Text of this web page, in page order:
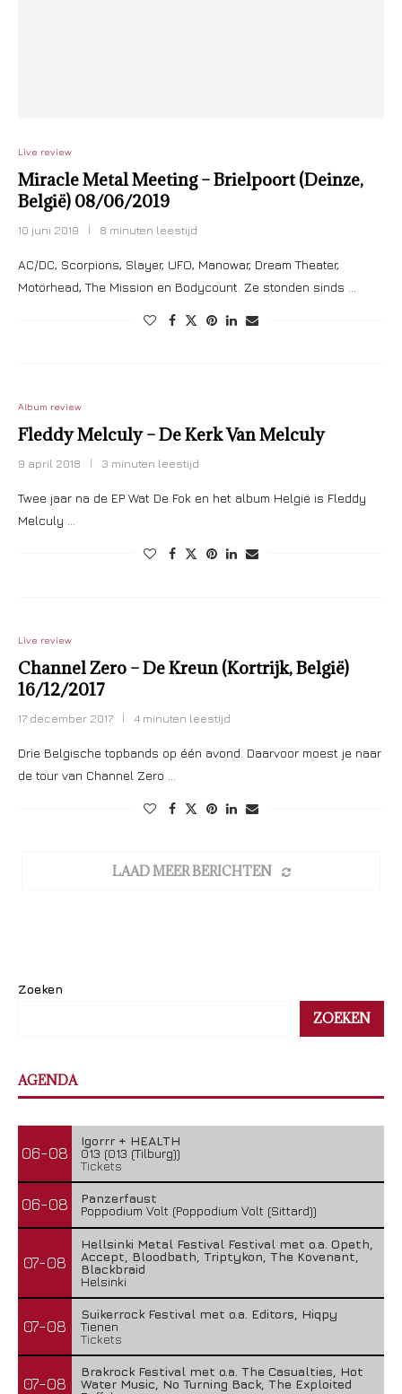
Live review
Miracle Metal Meeting – Brielpoort (Deinze,
België) 08/06/2019
10 juni 2019 8 minuten leestijd
AC/DC, Scorpions, Slayer, UFO, Manowar, Dream Theater,
Motörhead, The Mission en Bodycount. Ze stonden sinds …
Album review
Fleddy Melculy – De Kerk Van Melculy
9 april 2018 3 minuten leestijd
Twee jaar na de EP Wat De Fok en het album Helgië is Fleddy
Melculy …
Live review
Channel Zero – De Kreun (Kortrijk, België)
16/12/2017
17 december 2017 4 minuten leestijd
Drie Belgische topbands op één avond. Daarvoor moest je naar
de tour van Channel Zero …
LAAD MEER BERICHTEN
Zoeken
ZOEKEN
AGENDA
06-08
Igorrr + HEALTH
013 (013 (Tilburg))
Tickets
06-08
Panzerfaust
Poppodium Volt (Poppodium Volt (Sittard))
07-08
Hellsinki Metal Festival Festival met o.a. Opeth,
Accept, Bloodbath, Triptykon, The Kovenant,
Blackbraid
Helsinki
07-08
Suikerrock Festival met o.a. Editors, Hiqpy
Tienen
Tickets
07-08
Brakrock Festival met o.a. The Casualties, Hot
Water Music, No Turning Back, The Exploited